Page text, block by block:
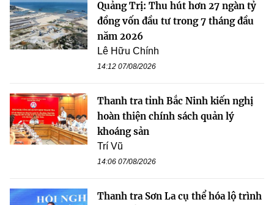
Quảng Trị: Thu hút hơn 27 ngàn tỷ
đồng vốn đầu tư trong 7 tháng đầu
năm 2026
Lê Hữu Chính
14:12 07/08/2026
Thanh tra tỉnh Bắc Ninh kiến nghị
hoàn thiện chính sách quản lý
khoáng sản
Trí Vũ
14:06 07/08/2026
Thanh tra Sơn La cụ thể hóa lộ trình